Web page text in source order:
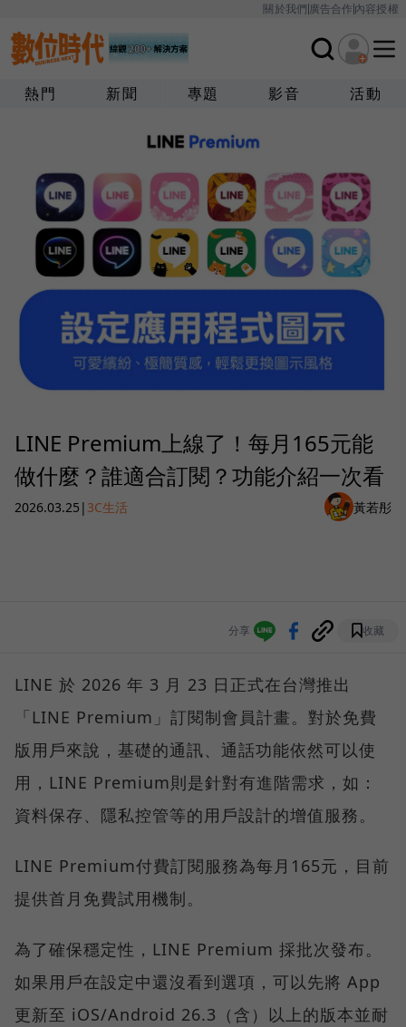
關於我們廣告合作內容授權
熱門 新聞 專題 影音 活動
LINE Premium上線了！每月165元能
做什麼？誰適合訂閱？功能介紹一次看
2026.03.25 | 3C生活 黃若彤
分享 收藏
LINE 於 2026 年 3 月 23 日正式在台灣推出
「LINE Premium」訂閱制會員計畫。對於免費
版用戶來說，基礎的通訊、通話功能依然可以使
用，LINE Premium則是針對有進階需求，如：
資料保存、隱私控管等的用戶設計的增值服務。
LINE Premium付費訂閱服務為每月165元，目前
提供首月免費試用機制。
為了確保穩定性，LINE Premium 採批次發布。
如果用戶在設定中還沒看到選項，可以先將 App
更新至 iOS/Android 26.3（含）以上的版本並耐